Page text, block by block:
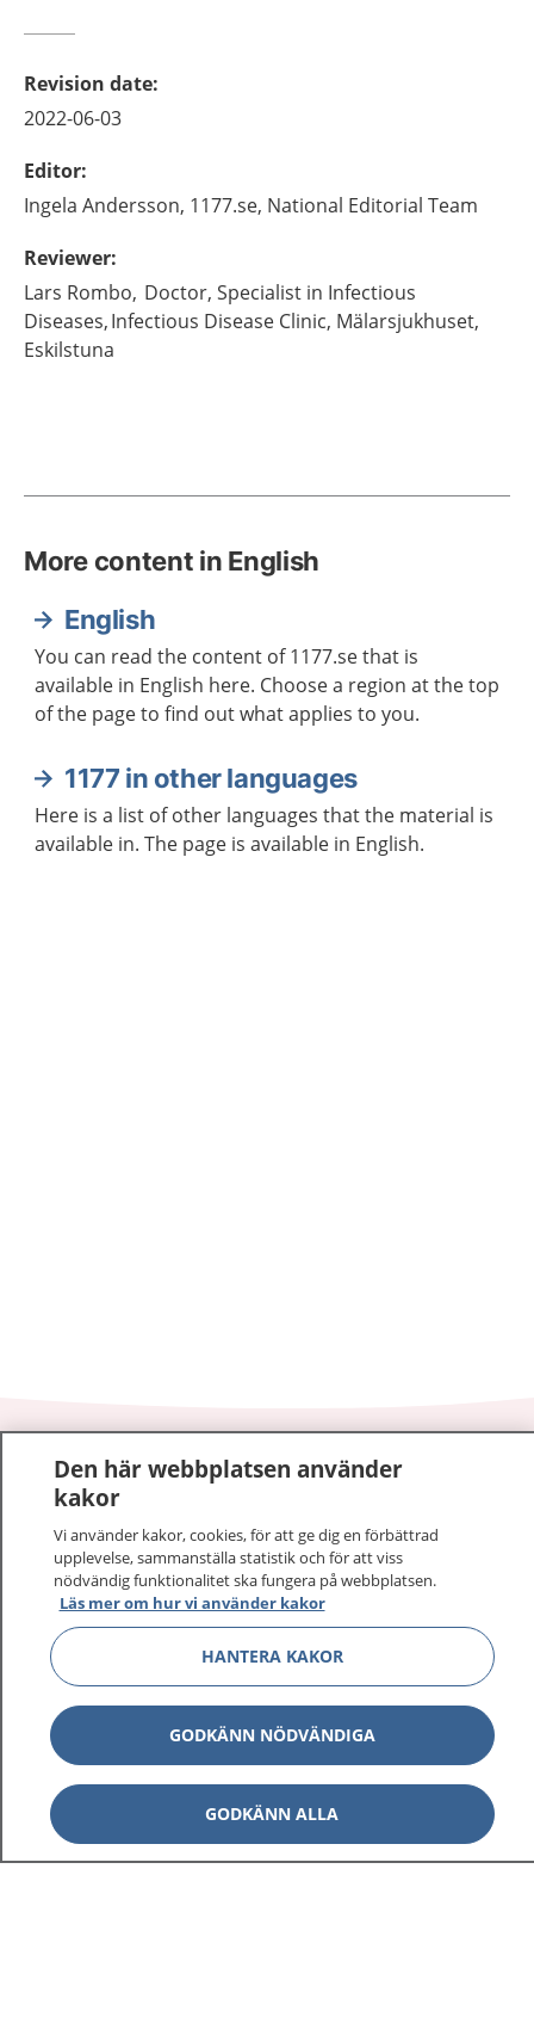
Revision date:
2022-06-03
Editor:
Ingela Andersson, 1177.se, National Editorial Team
Reviewer:
Lars Rombo, Doctor, Specialist in Infectious
Diseases, Infectious Disease Clinic, Mälarsjukhuset,
Eskilstuna
More content in English
English
You can read the content of 1177.se that is
available in English here. Choose a region at the top
of the page to find out what applies to you.
1177 in other languages
Here is a list of other languages that the material is
available in. The page is available in English.
1177–tryggt om din hälsa och vård
sjukdomar och vilka mottagningar du kan kontakta.
Logga in för att läsa din journal och göra dina
vårdärenden. Ring telefonnummer 1177 för
sjukvårdsrådgivning dygnet runt.
1177 ger dig råd när du vill må bättre.
1177 på flera språk Show
Den här webbplatsen använder
kakor
Vi använder kakor, cookies, för att ge dig en förbättrad
upplevelse, sammanställa statistik och för att viss
nödvändig funktionalitet ska fungera på webbplatsen.
Läs mer om hur vi använder kakor
HANTERA KAKOR
GODKÄNN NÖDVÄNDIGA
GODKÄNN ALLA